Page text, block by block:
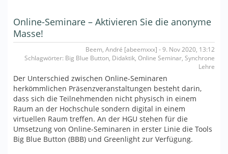
Online-Seminare – Aktivieren Sie die anonyme
Masse!
Beem, André [abeemxxx] - 9. Nov 2020, 13:12
Schlagwörter: Big Blue Button, Didaktik, Online Seminar, Synchrone
Lehre
Der Unterschied zwischen Online-Seminaren
herkömmlichen Präsenzveranstaltungen besteht darin,
dass sich die Teilnehmenden nicht physisch in einem
Raum an der Hochschule sondern digital in einem
virtuellen Raum treffen. An der HGU stehen für die
Umsetzung von Online-Seminaren in erster Linie die Tools
Big Blue Button (BBB) und Greenlight zur Verfügung.